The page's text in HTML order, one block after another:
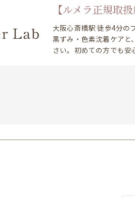
【ルメラ正規取
大阪心斎橋駅 徒歩4分の
黒ずみ・色素沈着ケアと
さい。初めての方でも安